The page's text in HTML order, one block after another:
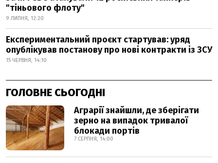
"тіньового флоту"
9 ЛИПНЯ, 12:20
Експериментальний проєкт стартував: уряд
опублікував постанову про нові контракти із ЗСУ
15 ЧЕРВНЯ, 14:10
ГОЛОВНЕ СЬОГОДНІ
Аграрії знайшли, де зберігати
зерно на випадок тривалої
блокади портів
7 СЕРПНЯ, 14:00